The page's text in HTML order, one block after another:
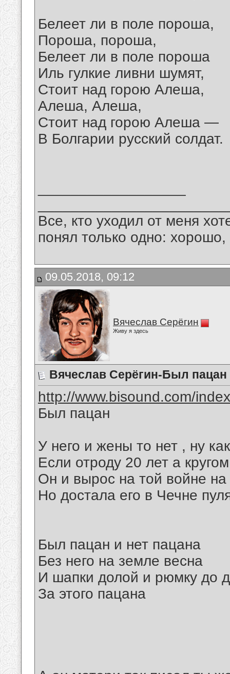
Белеет ли в поле пороша,
Пороша, пороша,
Белеет ли в поле пороша
Иль гулкие ливни шумят,
Стоит над горою Алеша,
Алеша, Алеша,
Стоит над горою Алеша —
В Болгарии русский солдат.
Все, кто уходил от меня
понял только одно:
09.05.2018, 09:12
Вячеслав Серёгин
Живу я здесь
Вячеслав Серёгин-Был пацан
http://www.bisound.com/
Был пацан
У него и жены то нет , ну
Если отроду 20 лет а
Он и вырос на той войне
Но достала его в Чечне
Был пацан и нет пацана
Без него на земле весна
И шапки долой и рюмку до
За этого пацана